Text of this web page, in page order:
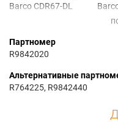
Barco CDR67-DL
Barco MDR+50 DL
Barco OV D1
Barco OV-1015
Barco OV-501
Партномер
R9842020
Альтернативные
R764225, R9842440